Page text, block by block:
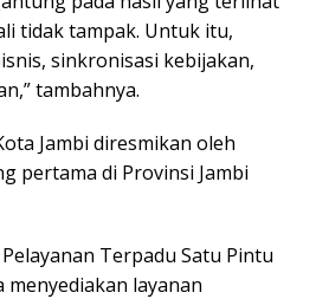
tidak tampak. Untuk itu,
sinkronisasi kebijakan,
tambahnya.
Jambi diresmikan oleh
pertama di Provinsi Jambi
Terpadu Satu Pintu
menyediakan layanan